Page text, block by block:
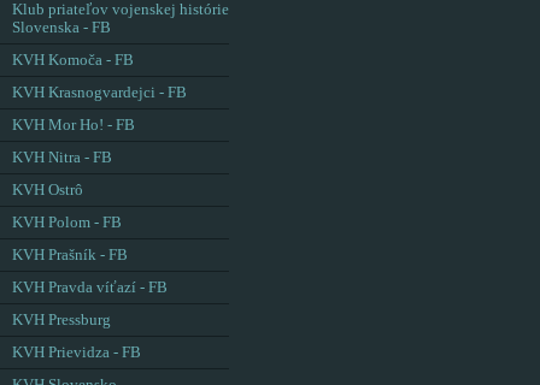
Klub priateľov vojenskej histórie
Slovenska - FB
KVH Komoča - FB
KVH Krasnogvardejci - FB
KVH Mor Ho! - FB
KVH Nitra - FB
KVH Ostrô
KVH Polom - FB
KVH Prašník - FB
KVH Pravda víťazí - FB
KVH Pressburg
KVH Prievidza - FB